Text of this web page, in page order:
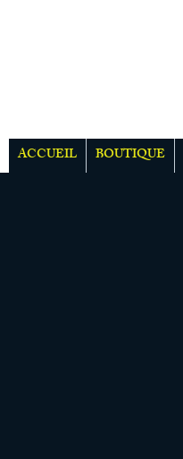
ACCUEIL BOUTIQUE